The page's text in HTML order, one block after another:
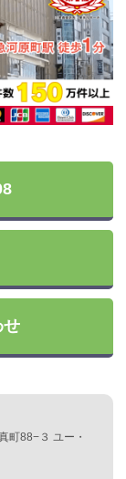
せ
町88−３ ユー・